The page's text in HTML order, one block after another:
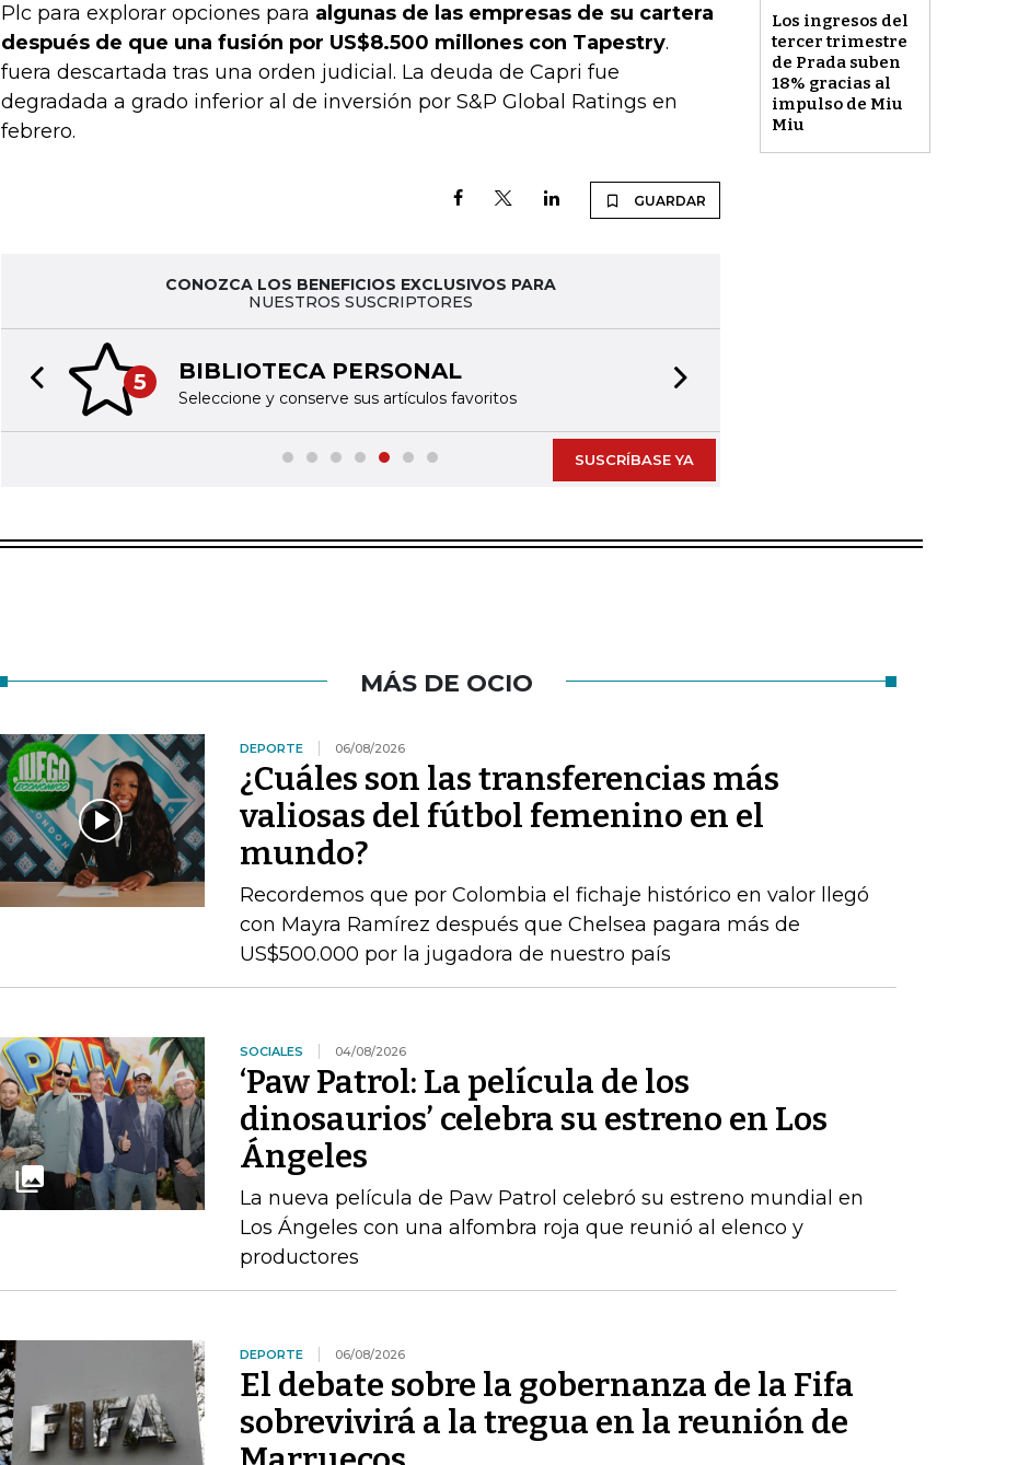
Los ingresos del
tercer trimestre
de Prada suben
18% gracias al
impulso de Miu
Miu
Plc para explorar opciones para algunas de las empresas de su cartera
después de que una fusión por US$8.500 millones con Tapestry.
fuera descartada tras una orden judicial. La deuda de Capri fue
degradada a grado inferior al de inversión por S&P Global Ratings en
febrero.
GUARDAR
CONOZCA LOS BENEFICIOS EXCLUSIVOS PARA
NUESTROS SUSCRIPTORES
5 BIBLIOTECA PERSONAL
Seleccione y conserve sus artículos favoritos
Previous slide
SUSCRÍBASE YA
MÁS DE OCIO
DEPORTE 06/08/2026
¿Cuáles son las transferencias más
valiosas del fútbol femenino en el
mundo?
Recordemos que por Colombia el fichaje histórico en valor llegó
con Mayra Ramírez después que Chelsea pagara más de
US$500.000 por la jugadora de nuestro país
SOCIALES 04/08/2026
‘Paw Patrol: La película de los
dinosaurios’ celebra su estreno en Los
Ángeles
La nueva película de Paw Patrol celebró su estreno mundial en
Los Ángeles con una alfombra roja que reunió al elenco y
productores
DEPORTE 06/08/2026
El debate sobre la gobernanza de la Fifa
sobrevivirá a la tregua en la reunión de